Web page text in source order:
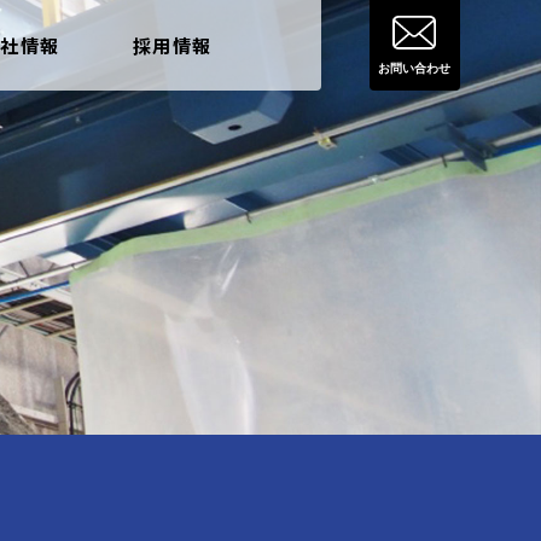
情報 採用情報
お問い合わせ